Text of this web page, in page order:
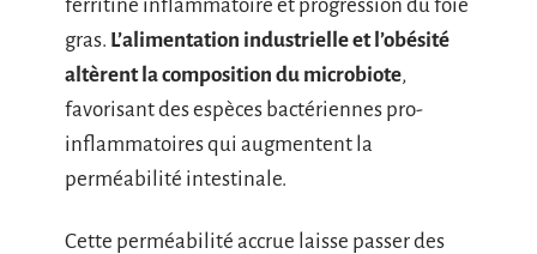
ferritine inflammatoire et progression du foie
gras. L’alimentation industrielle et l’obésité
altèrent la composition du microbiote,
favorisant des espèces bactériennes pro-
inflammatoires qui augmentent la
perméabilité intestinale.
Cette perméabilité accrue laisse passer des